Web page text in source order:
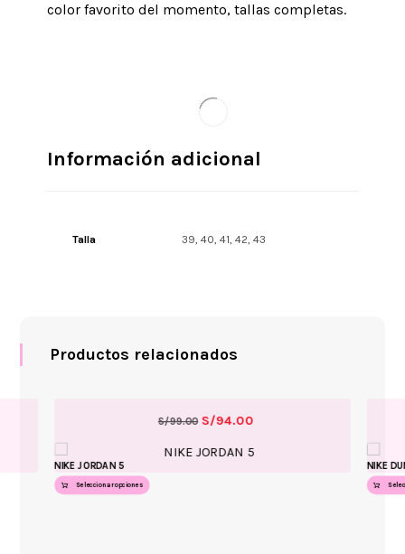
color favorito del momento, tallas completas.
Información adicional
Talla 39, 40, 41, 42, 43
Productos relacionados
NIKE JORDAN 5
S/99.00 S/94.00
Seleccionar opciones
NIKE